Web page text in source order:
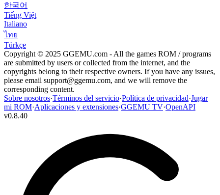
한국어
Tiếng Việt
Italiano
ไทย
Türkçe
Copyright © 2025 GGEMU.com - All the games ROM / programs
are submitted by users or collected from the internet, and the
copyrights belong to their respective owners. If you have any issues,
please email support@ggemu.com, and we will remove the
corresponding content.
Sobre nosotros·Términos del servicio·Política de privacidad·Jugar
mi ROM·Aplicaciones y extensiones·GGEMU TV·OpenAPI
v0.8.40